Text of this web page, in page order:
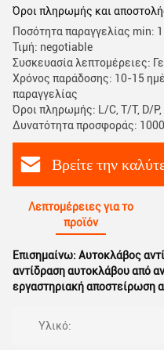
Όροι πληρωμής και
Ποσότητα παραγγελίας min: 1
Τιμή: negotiable
Συσκευασία λεπτομέρειες:
Χρόνος παράδοσης: 10-15
παραγγελίας
Όροι πληρωμής: L/C, T/T, D/P,
Δυνατότητα προσφοράς:
Βρείτε την
Λεπτομέρειες για το
προϊόν
Επισημαίνω: Αυτοκλάβος
αντίδραση αυτοκλάβου από
εργαστηριακή αποστείρωση
Υλικό: